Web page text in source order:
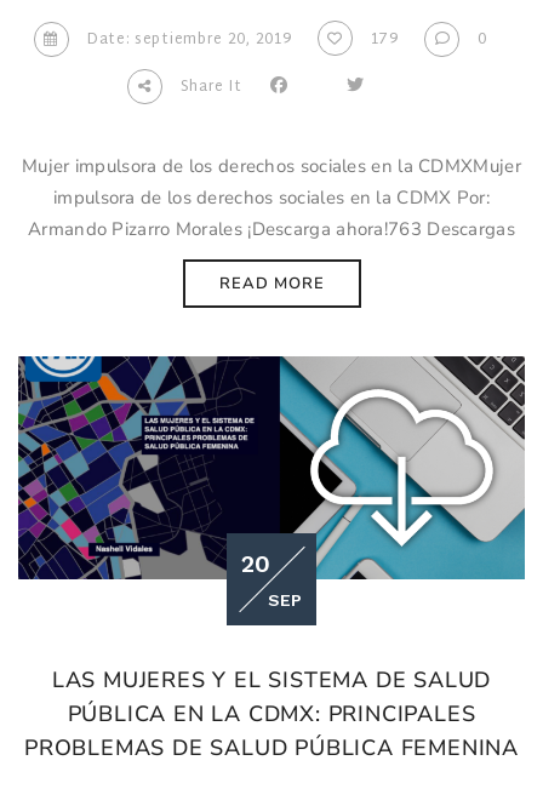
Date: septiembre 20, 2019 179
0
Share It
Mujer impulsora de los derechos sociales en la CDMXMujer
impulsora de los derechos sociales en la CDMX Por:
Armando Pizarro Morales ¡Descarga ahora!763 Descargas
READ MORE
20
SEP
LAS MUJERES Y EL SISTEMA DE SALUD
PÚBLICA EN LA CDMX: PRINCIPALES
PROBLEMAS DE SALUD PÚBLICA FEMENINA